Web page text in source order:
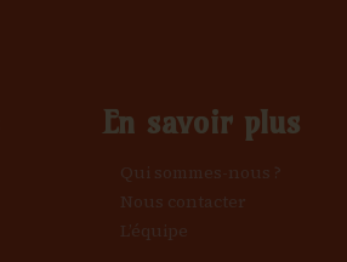
En savoir plus
Qui sommes-nous ?
Nous contacter
L’équipe